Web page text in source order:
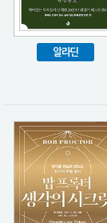
알라딘